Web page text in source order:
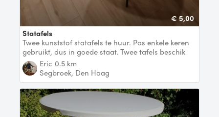
€ 5,00
Statafels
Twee kunststof statafels te huur. Pas enkele keren
gebruikt, dus in goede staat. Twee tafels beschik
Eric 0.5 km
Segbroek, Den Haag